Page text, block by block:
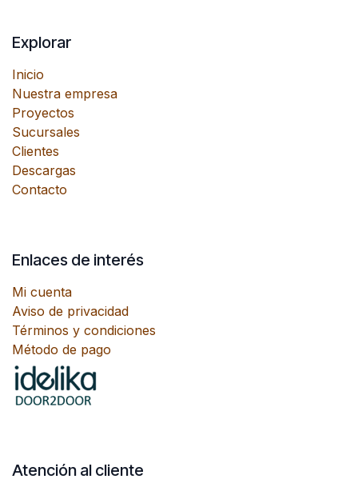
Explorar
Inicio
Nuestra empresa
Proyectos
Sucursales
Clientes
Descargas
Contacto
Enlaces de interés
Mi cuenta
Aviso de privacidad
Términos y condiciones
Método de pago
Atención al cliente